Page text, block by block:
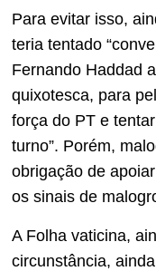
Para evitar isso,
teria tentado
Fernando Haddad
quixotesca, para
força do PT e
turno”. Porém,
obrigação de
os sinais de
A Folha vaticina,
circunstância,